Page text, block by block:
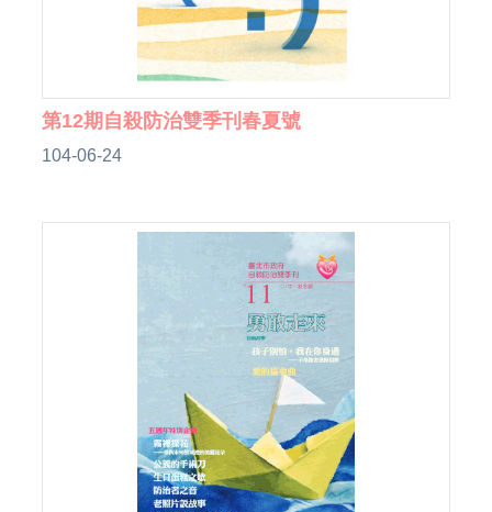
第12期自殺防治雙季刊春夏號
104-06-24